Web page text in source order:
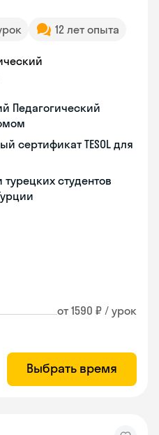
12 лет опыта
Педагогический
сертификат TESOL для
студентов
от 1590 ₽ / урок
Выбрать время